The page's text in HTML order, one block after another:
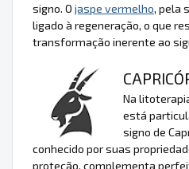
signo. O jaspe vermelho, pela
ligado à regeneração, o que
transformação inerente ao
Na
está
signo de
conhecido por suas
proteção, complementa